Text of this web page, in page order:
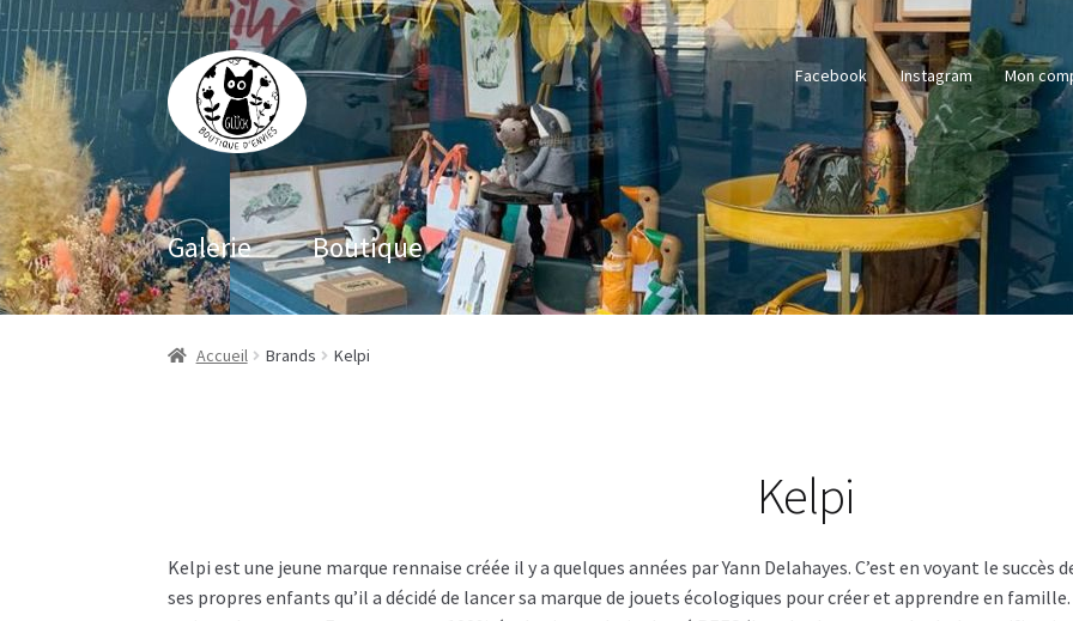
Aller
à
la
navigation
Aller
au
contenu
Facebook Instagram Mon
Galerie Boutique
Accueil Brands Kelpi
Kelpi
Kelpi est une jeune marque rennaise créée il y a quelques années par Yann Delahayes. C’est en voyant le
ses propres enfants qu’il a décidé de lancer sa marque de jouets écologiques pour créer et apprendre en